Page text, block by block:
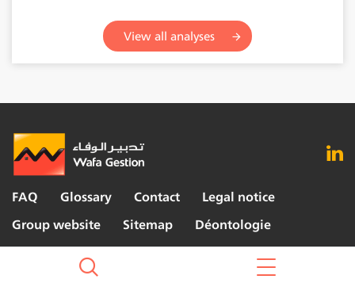
View all analyses
FAQ Glossary Contact
Legal notice
Group website
Sitemap Déontologie